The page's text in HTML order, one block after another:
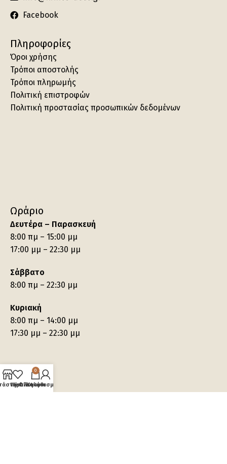
Facebook
Πληροφορίες
Όροι χρήσης
Τρόποι αποστολής
Τρόποι πληρωμής
Πολιτική επιστροφών
Πολιτική προστασίας προσωπικών δεδομένων
Ωράριο
Δευτέρα – Παρασκευή
8:00 πμ – 15:00 μμ
17:00 μμ – 22:30 μμ
Σάββατο
8:00 πμ – 22:30 μμ
Κυριακή
8:00 πμ – 14:00 μμ
17:30 μμ – 22:30 μμ
Wishlist
0
Καλάθι
Ο λογαριασμός μου